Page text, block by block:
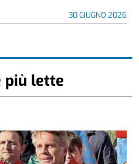
30 GIUGNO 2026
più lette